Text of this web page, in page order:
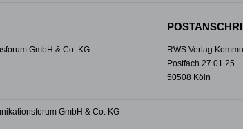
GmbH & Co. KG
RWS Verlag
Postfach 27 01 25
50508 Köln
GmbH & Co. KG